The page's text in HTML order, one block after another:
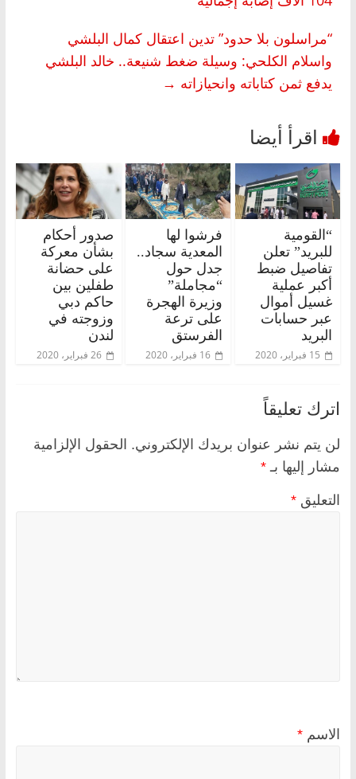
“مراسلون بلا حدود” تدين اعتقال كمال البلشي
واسلام الكلحي: وسيلة ضغط شنيعة.. خالد البلشي
يدفع ثمن كتاباته وانحيازاته →
“القومية
للبريد” تعلن
تفاصيل ضبط
أكبر عملية
غسيل أموال
عبر حسابات
البريد
15 فبراير، 2020
فرشوا لها
المعدية سجاد..
جدل حول
“مجاملة”
وزيرة الهجرة
على ترعة
الفرستق
16 فبراير، 2020
صدور أحكام
بشأن معركة
على حضانة
طفلين بين
حاكم دبي
وزوجته في
لندن
26 فبراير، 2020
اترك تعليقاً
لن يتم نشر عنوان بريدك الإلكتروني. الحقول الإلزامية
مشار إليها بـ *
التعليق *
الاسم *